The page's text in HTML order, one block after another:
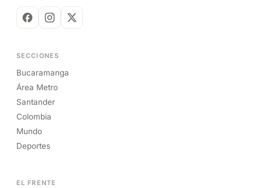
SECCIONES
Bucaramanga
Área Metro
Santander
Colombia
Mundo
Deportes
EL FRENTE